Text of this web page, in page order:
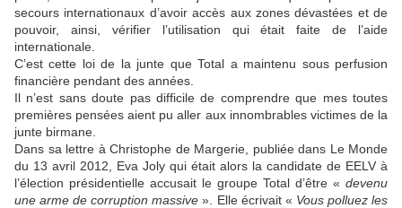
secours internationaux d’avoir accès aux zones dévastées et de
pouvoir, ainsi, vérifier l’utilisation qui était faite de l’aide
internationale.
C’est cette loi de la junte que Total a maintenu sous perfusion
financière pendant des années.
Il n’est sans doute pas difficile de comprendre que mes toutes
premières pensées aient pu aller aux innombrables victimes de la
junte birmane.
Dans sa lettre à Christophe de Margerie, publiée dans Le Monde
du 13 avril 2012, Eva Joly qui était alors la candidate de EELV à
l’élection présidentielle accusait le groupe Total d’être « devenu
une arme de corruption massive ». Elle écrivait « Vous polluez les